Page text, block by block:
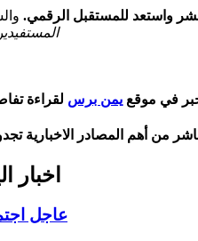
واستعد للمستقبل الرقمي.
في موقع يمن برس لقراءة
من أهم المصادر الاخبارية
اخبار
عاجل